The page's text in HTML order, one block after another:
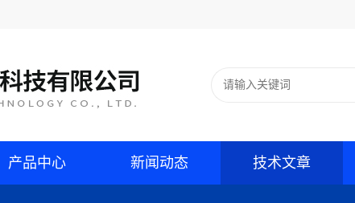
产品中心 新闻动态 技术文章